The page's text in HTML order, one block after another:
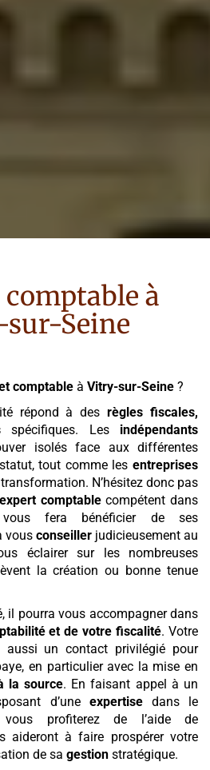
à
Seine
comptable à Vitry-sur-Seine ?
répond à desrègles fiscales,
spécifiques. Les indépendants
isolés face aux différentes
tout comme les entreprises
N’hésitez donc pas
expert comptablecompétent dans
fera bénéficier de ses
vous conseiller judicieusement au
éclairer sur les nombreuses
la création ou bonne tenue
il pourra vous accompagner dans
et de votre fiscalité. Votre
un contact privilégié pour
en particulier avec la mise en
la source. En faisant appel à un
d’une expertisedans le
profiterez de l’aide de
aideront à faire prospérer votre
de sa gestion stratégique.